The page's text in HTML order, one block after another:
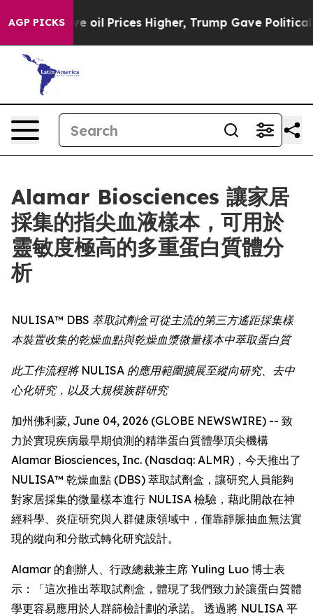
AGP PICKS
Drove oil Prices Higher, Trump Gave Politically
Alamar Biosciences 讓家居
採集的指尖血液樣本，可用於
靈敏度極高的多重蛋白質體分
析
NULISA™ DBS 萃取試劑盒可從主流的第三方遙距採集樣
本裝置收集的乾燥血點與乾燥血漿微量樣本中萃取蛋白質
此工作流程將 NULISA 的應用範圍擴展至縱向研究、去中
心化研究，以及大規模族群研究
加州佛利蒙, June 04, 2026 (GLOBE NEWSWIRE) -- 致
力於實現疾病最早期偵測的精準蛋白質體學頂尖機構
Alamar Biosciences, Inc. (Nasdaq: ALMR)，今天推出了
NULISA™ 乾燥血點 (DBS) 萃取試劑盒，讓研究人員能夠
對家居採集的微量樣本進行 NULISA 檢驗，藉此開啟在神
經科學、炎症研究與人群健康領域中，僅靠靜脈抽血無法實
現的縱向和分散式轉化研究設計。
Alamar 的創辦人、行政總裁兼主席 Yuling Luo 博士表
示：「這次推出萃取試劑盒，體現了我們致力於讓蛋白質體
學更容易應用於人群篩檢計劃的承諾。 透過將 NULISA 平